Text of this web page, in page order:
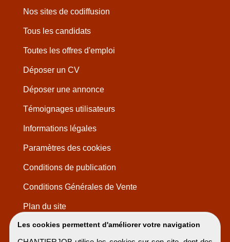
Les cookies permettent d'améliorer votre navigation
Nos sites de codiffusion
Tous les candidats
Toutes les offres d'emploi
Déposer un CV
Déposer une annonce
Témoignages utilisateurs
Informations légales
Paramètres des cookies
Conditions de publication
Conditions Générales de Vente
Plan du site